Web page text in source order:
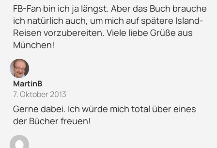
FB-Fan bin ich ja längst. Aber das Buch brauche
ich natürlich auch, um mich auf spätere Island-
Reisen vorzubereiten. Viele liebe Grüße aus
München!
MartinB
7. Oktober 2013
Gerne dabei. Ich würde mich total über eines
der Bücher freuen!